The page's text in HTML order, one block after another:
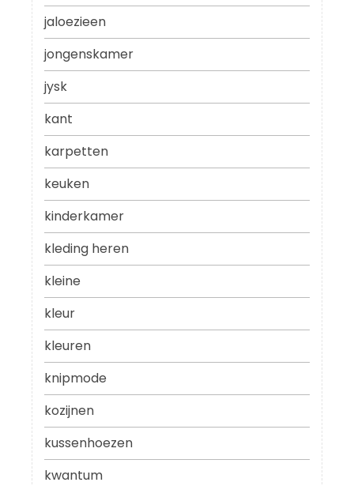
jaloezieen
jongenskamer
jysk
kant
karpetten
keuken
kinderkamer
kleding heren
kleine
kleur
kleuren
knipmode
kozijnen
kussenhoezen
kwantum